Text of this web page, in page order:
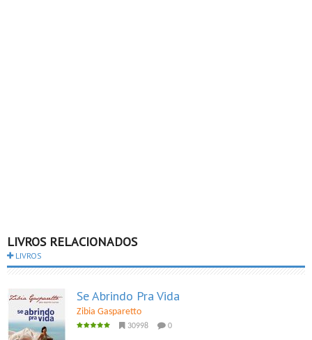
LIVROS RELACIONADOS
LIVROS
Se Abrindo Pra Vida
Zibia Gasparetto
30998 0